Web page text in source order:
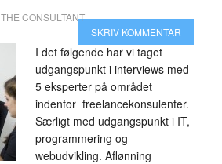
THE CONSULTANT
SKRIV KOMMENTAR
I det følgende har vi taget
udgangspunkt i interviews med
5 eksperter på området
indenfor freelancekonsulenter.
Særligt med udgangspunkt i IT,
programmering og
webudvikling. Aflønning